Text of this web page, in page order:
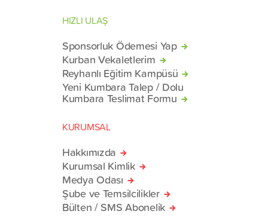
HIZLI ULAŞ
Sponsorluk Ödemesi Yap
Kurban Vekaletlerim
Reyhanlı Eğitim Kampüsü
Yeni Kumbara Talep / Dolu
Kumbara Teslimat Formu
KURUMSAL
Hakkımızda
Kurumsal Kimlik
Medya Odası
Şube ve Temsilcilikler
Bülten / SMS Abonelik